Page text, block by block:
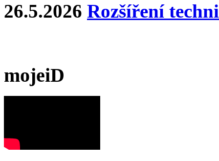
26.5.2026 Rozšíření
mojeiD